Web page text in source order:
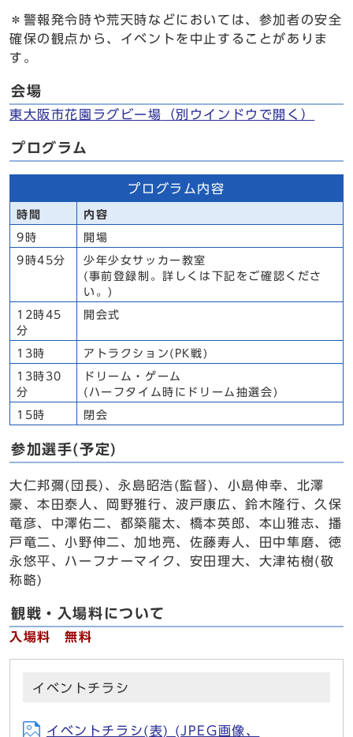
＊警報発令時や荒天時などにおいては、参加者の安全
確保の観点から、イベントを中止することがありま
す。
会場
東大阪市花園ラグビー場 （別ウインドウで開く）
プログラム
プログラム内容
時間 内容
9時 開場
9時45分
少年少女サッカー教室
(事前登録制。詳しくは下記をご確認くださ
い。)
12時45
分
開会式
13時 アトラクション(PK戦)
13時30
分
ドリーム・ゲーム
(ハーフタイム時にドリーム抽選会)
15時 閉会
参加選手(予定)
大仁邦彌(団長)、永島昭浩(監督)、小島伸幸、北澤
豪、本田泰人、岡野雅行、波戸康広、鈴木隆行、久保
竜彦、中澤佑二、都築龍太、橋本英郎、本山雅志、播
戸竜二、小野伸二、加地亮、佐藤寿人、田中隼磨、徳
永悠平、ハーフナーマイク、安田理大、大津祐樹(敬
称略)
観戦・入場料について
入場料 無料
イベントチラシ
イベントチラシ(表) (JPEG画像、